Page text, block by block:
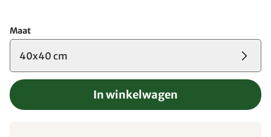
Maat
40x40 cm
In winkelwagen